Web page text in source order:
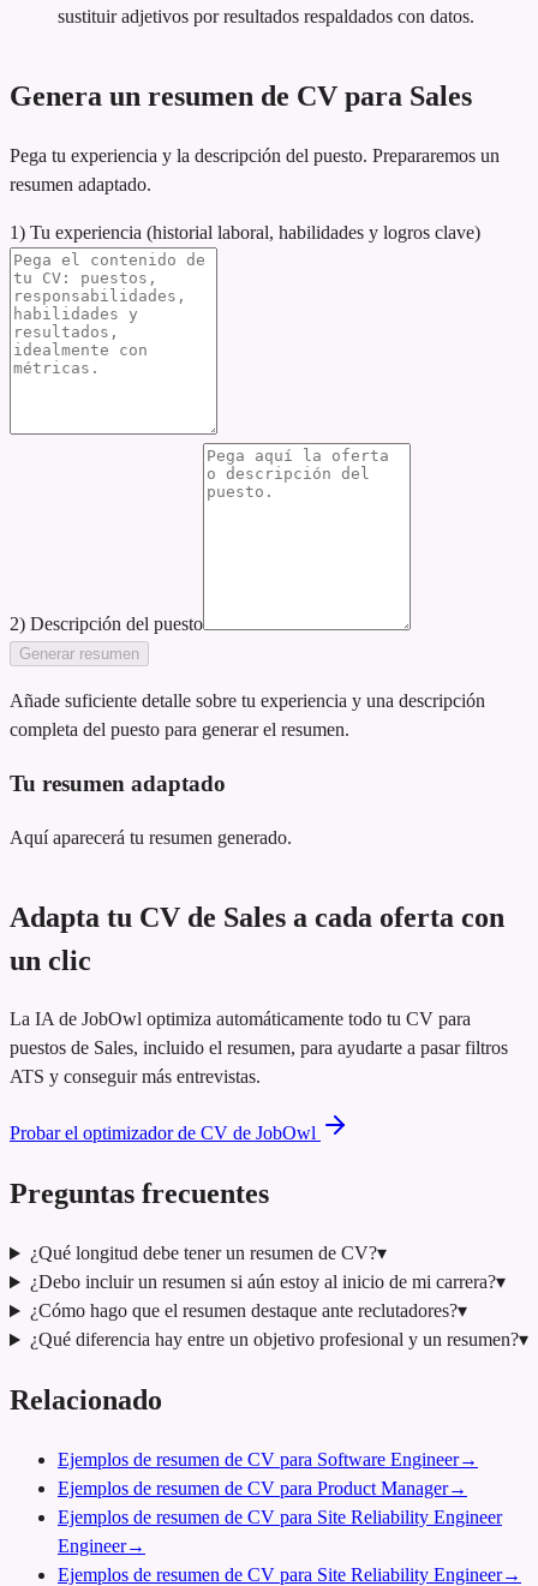
sustituir adjetivos por resultados respaldados con datos.
Genera un resumen de CV para Sales
Pega tu experiencia y la descripción del puesto. Prepararemos un
resumen adaptado.
1) Tu experiencia (historial laboral, habilidades y logros clave)
2) Descripción del puesto
Generar resumen
Añade suficiente detalle sobre tu experiencia y una descripción
completa del puesto para generar el resumen.
Tu resumen adaptado
Aquí aparecerá tu resumen generado.
Adapta tu CV de Sales a cada oferta con
un clic
La IA de JobOwl optimiza automáticamente todo tu CV para
puestos de Sales, incluido el resumen, para ayudarte a pasar filtros
ATS y conseguir más entrevistas.
Probar el optimizador de CV de JobOwl
Preguntas frecuentes
¿Qué longitud debe tener un resumen de CV?▾
¿Debo incluir un resumen si aún estoy al inicio de mi carrera?▾
¿Cómo hago que el resumen destaque ante reclutadores?▾
¿Qué diferencia hay entre un objetivo profesional y un resumen?▾
Relacionado
Ejemplos de resumen de CV para Software Engineer→
Ejemplos de resumen de CV para Product Manager→
Ejemplos de resumen de CV para Site Reliability Engineer
Engineer→
Ejemplos de resumen de CV para Site Reliability Engineer→